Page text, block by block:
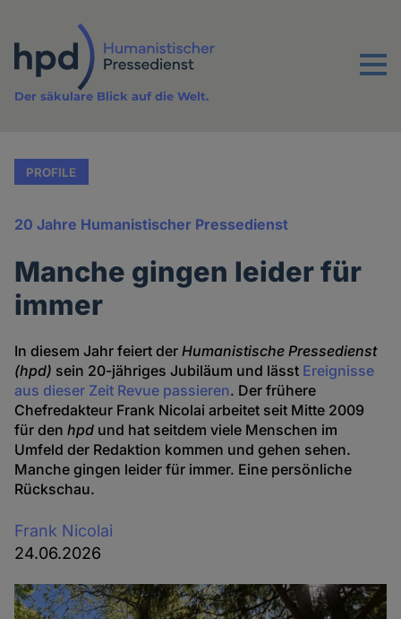
Inhalt
Menu
Der säkulare Blick auf die Welt.
PROFILE
20 Jahre Humanistischer Pressedienst
Manche gingen leider für
immer
In diesem Jahr feiert derHumanistische Pressedienst
(hpd) sein 20-jähriges Jubiläum und lässt Ereignisse
aus dieser Zeit Revue passieren. Der frühere
Chefredakteur Frank Nicolai arbeitet seit Mitte 2009
für denhpd und hat seitdem viele Menschen im
Umfeld der Redaktion kommen und gehen sehen.
Manche gingen leider für immer. Eine persönliche
Rückschau.
Frank Nicolai
24.06.2026